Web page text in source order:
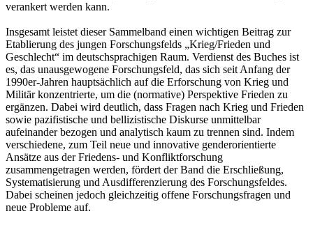
verankert werden kann.
Insgesamt leistet dieser Sammelband einen wichtigen Beitrag zur
Etablierung des jungen Forschungsfelds „Krieg/Frieden und
Geschlecht“ im deutschsprachigen Raum. Verdienst des Buches ist
es, das unausgewogene Forschungsfeld, das sich seit Anfang der
1990er-Jahren hauptsächlich auf die Erforschung von Krieg und
Militär konzentrierte, um die (normative) Perspektive Frieden zu
ergänzen. Dabei wird deutlich, dass Fragen nach Krieg und Frieden
sowie pazifistische und bellizistische Diskurse unmittelbar
aufeinander bezogen und analytisch kaum zu trennen sind. Indem
verschiedene, zum Teil neue und innovative genderorientierte
Ansätze aus der Friedens- und Konfliktforschung
zusammengetragen werden, fördert der Band die Erschließung,
Systematisierung und Ausdifferenzierung des Forschungsfeldes.
Dabei scheinen jedoch gleichzeitig offene Forschungsfragen und
neue Probleme auf.